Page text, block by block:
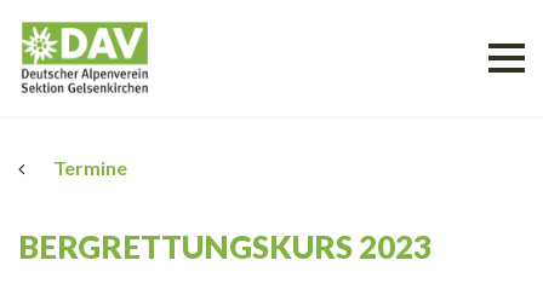
Termine
BERGRETTUNGSKURS 2023